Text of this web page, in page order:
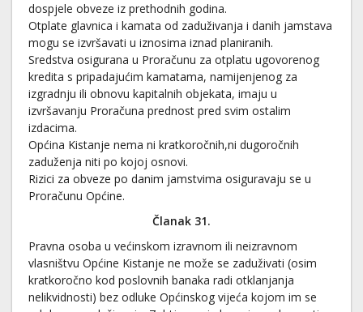
dospjele obveze iz prethodnih godina.
Otplate glavnica i kamata od zaduživanja i danih jamstava
mogu se izvršavati u iznosima iznad planiranih.
Sredstva osigurana u Proračunu za otplatu ugovorenog
kredita s pripadajućim kamatama, namijenjenog za
izgradnju ili obnovu kapitalnih objekata, imaju u
izvršavanju Proračuna prednost pred svim ostalim
izdacima.
Općina Kistanje nema ni kratkoročnih,ni dugoročnih
zaduženja niti po kojoj osnovi.
Rizici za obveze po danim jamstvima osiguravaju se u
Proračunu Općine.
Članak 31.
Pravna osoba u većinskom izravnom ili neizravnom
vlasništvu Općine Kistanje ne može se zaduživati (osim
kratkoročno kod poslovnih banaka radi otklanjanja
nelikvidnosti) bez odluke Općinskog vijeća kojom im se